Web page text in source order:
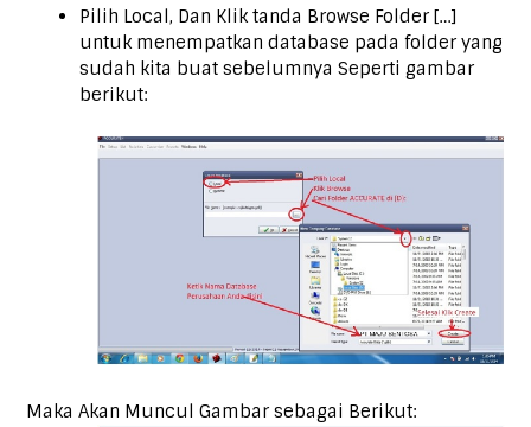
Pilih Local, Dan Klik tanda Browse Folder […]
untuk menempatkan database pada folder yang
sudah kita buat sebelumnya Seperti gambar
berikut:
Maka Akan Muncul Gambar sebagai Berikut: